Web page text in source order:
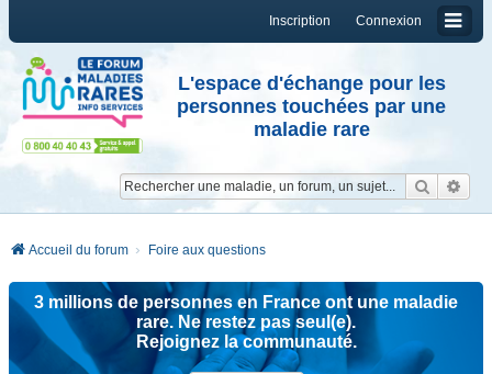
Connexion
Inscription
L'espace d'échange pour les
personnes touchées par une
maladie rare
Accueil du forum Foire aux questions
3 millions de personnes en France ont une maladie
rare. Ne restez pas seul(e).
Rejoignez la communauté.